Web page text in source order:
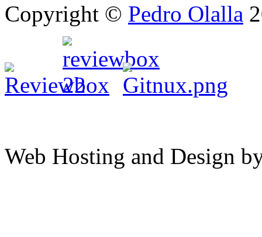
Copyright © Pedro Olalla
Web Hosting and Design